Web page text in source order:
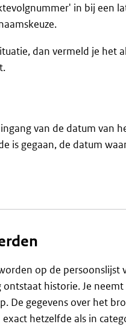
in bij een
dan vermeld je het
van de datum van
is gegaan, de datum
op de persoonslijst
historie. Je
De gegevens over het
hetzelfde als in